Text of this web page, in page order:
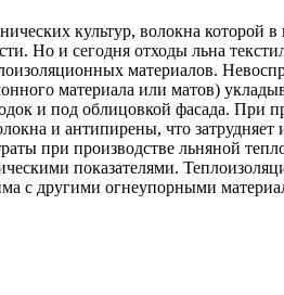
культур, волокна которой
Но и сегодня отходы льна
материалов.
материала или матов)
и под облицовкой фасада. При
и антипирены, что
при производстве льняной
показателями.
с другими огнеупорными